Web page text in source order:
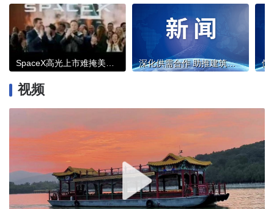
SpaceX高光上市难掩美股泡沫担忧 深化供需合作 助推建筑业供应链高质量进阶
视频